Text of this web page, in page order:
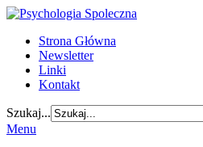
Strona Główna
Newsletter
Linki
Kontakt
Szukaj...
Menu